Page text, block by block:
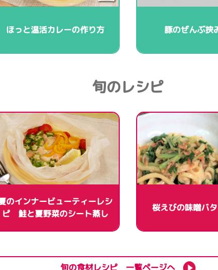
ほっと温活カレーの作り方 豚のぜんぶ挟
旬のレシピ
のインナービューティーレシ
ピ 鮭と夏野菜のシート蒸し
桜えびの味噌バ
旬の食材レシピ 一覧ページへ